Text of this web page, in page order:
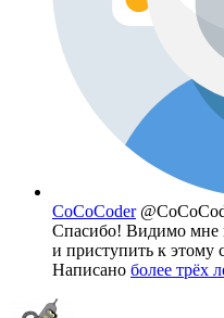
CoCoCoder
Спасибо! Видимо мне
и приступить к этому
Написано более трёх